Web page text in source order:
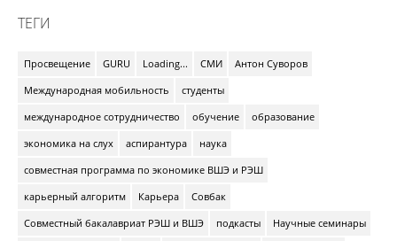
ТЕГИ
Просвещение GURU Loading... СМИ
Антон Суворов
Международная мобильность
студенты
международное сотрудничество
обучение
образование
экономика на слух
аспирантура
наука
совместная программа по экономике ВШЭ и РЭШ
карьерный алгоритм
Карьера
Совбак
Совместный бакалавриат РЭШ и ВШЭ
подкасты
Научные семинары